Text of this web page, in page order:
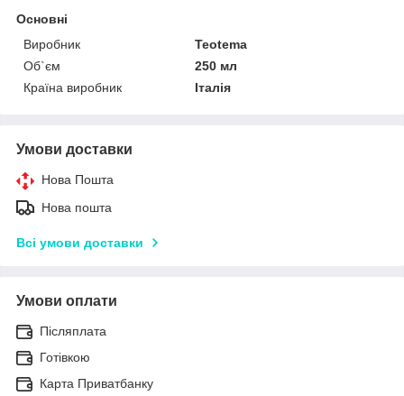
Основні
Виробник
Teotema
Об`єм
250 мл
Країна виробник
Італія
Умови доставки
Нова Пошта
Нова пошта
Всі умови доставки
Умови оплати
Післяплата
Готівкою
Карта Приватбанку